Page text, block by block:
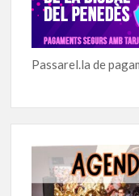
Passarel.la de